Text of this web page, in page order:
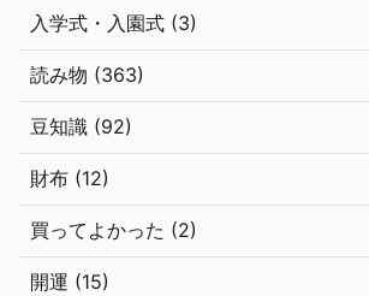
入学式・入園式 (3)
読み物 (363)
豆知識 (92)
財布 (12)
買ってよかった (2)
開運 (15)